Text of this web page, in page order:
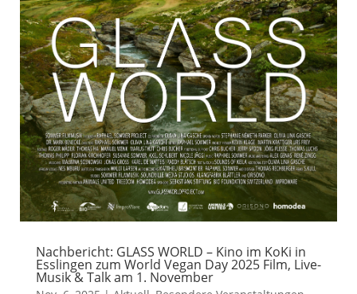
Nachbericht: GLASS WORLD – Kino im KoKi in
Esslingen zum World Vegan Day 2025 Film, Live-
Musik & Talk am 1. November